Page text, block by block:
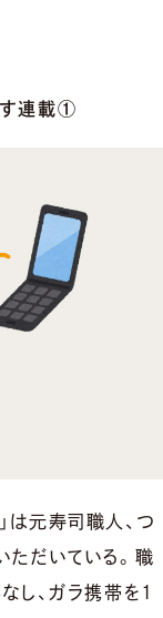
す連載①
は元寿司職人、つ
ただいている。職
し、ガラ携帯を1